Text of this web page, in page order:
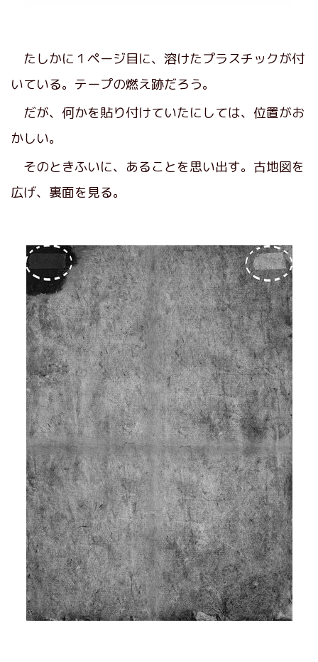
たしかに１ページ目に、溶けたプラスチックが付
いている。テープの燃え跡だろう。
だが、何かを貼り付けていたにしては、位置がお
かしい。
そのときふいに、あることを思い出す。古地図を
広げ、裏面を見る。